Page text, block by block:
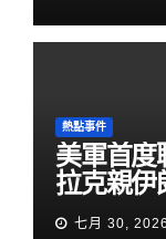
熱點事件
美軍首度
拉克親伊
七月 30, 2026